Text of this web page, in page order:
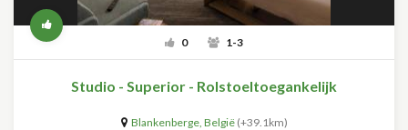
0 1-3
Studio - Superior - Rolstoeltoegankelijk
Blankenberge, België (+39.1km)